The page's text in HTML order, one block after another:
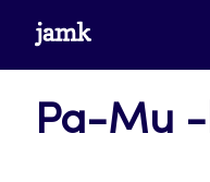
Siirrywww.jamk.fi
Pa-Mu